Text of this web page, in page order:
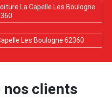
La Capelle Les Boulogne
Les Boulogne 62360
nos clients